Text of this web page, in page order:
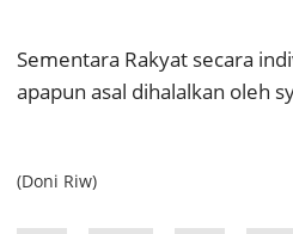
Sementara Rakyat secara
apapun asal dihalalkan oleh
(Doni Riw)